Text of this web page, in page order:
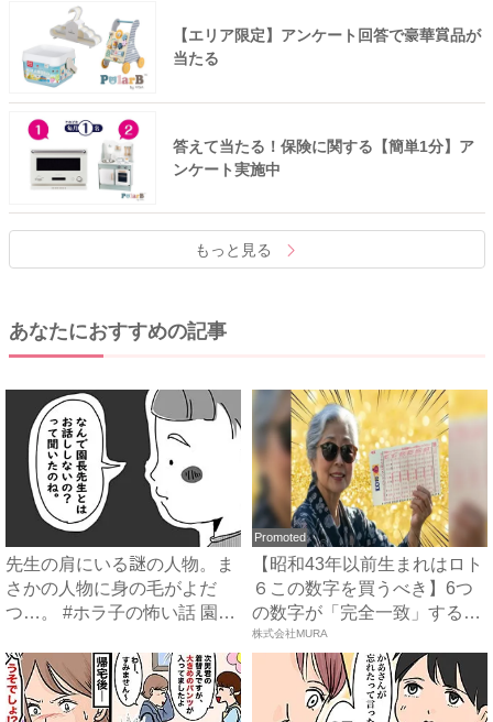
【エリア限定】アンケート回答で豪華賞品が
当たる
答えて当たる！保険に関する【簡単1分】ア
ンケート実施中
もっと見る
あなたにおすすめの記事
先生の肩にいる謎の人物。ま
さかの人物に身の毛がよだ
つ…。 #ホラ子の怖い話 園
Promoted
【昭和43年以前生まれはロト
６この数字を買うべき】6つ
の数字が「完全一致」する
方...
株式会社MURA